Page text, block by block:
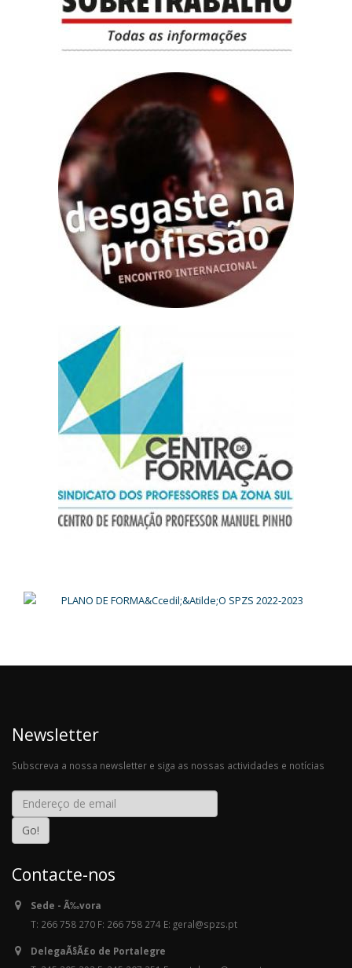
Newsletter
Subscreva a nossa newsletter e siga as nossas actividades e notícias
Contacte-nos
Sede - Ã‰vora
T: 266 758 270 F: 266 758 274 E: geral@spzs.pt
DelegaÃ§Ã£o de Portalegre